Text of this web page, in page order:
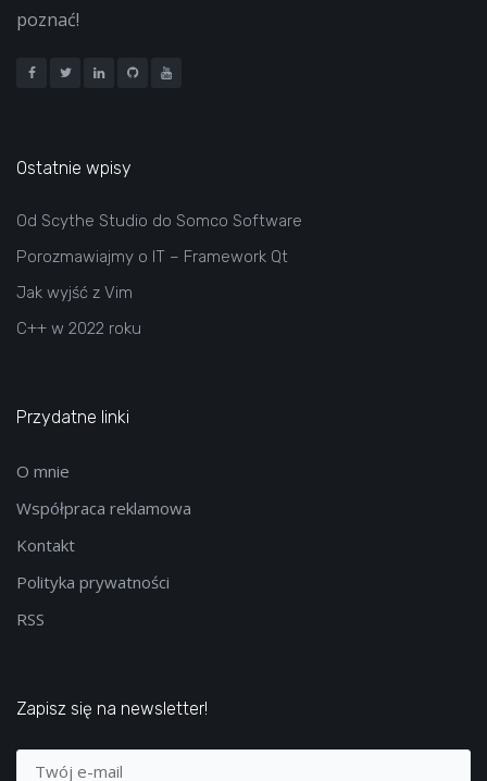
poznać!
Ostatnie wpisy
Od Scythe Studio do Somco Software
Porozmawiajmy o IT – Framework Qt
Jak wyjść z Vim
C++ w 2022 roku
Przydatne linki
O mnie
Współpraca reklamowa
Kontakt
Polityka prywatności
RSS
Zapisz się na newsletter!